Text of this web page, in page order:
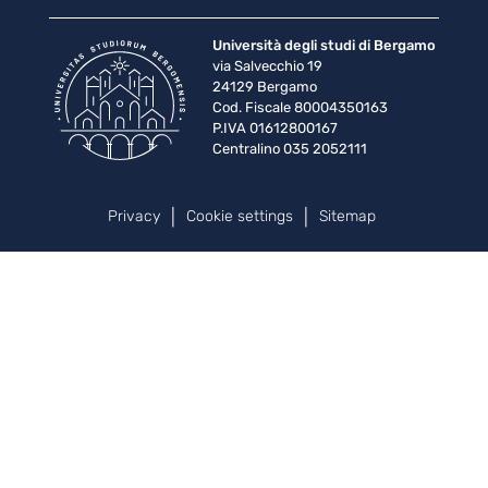
Università degli studi di Bergamo
via Salvecchio 19
24129 Bergamo
Cod. Fiscale 80004350163
P.IVA 01612800167
Centralino 035 2052111
Piè di pagina
Privacy Cookie settings Sitemap